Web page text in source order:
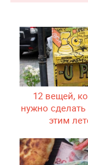
12 вещей,
нужно
этим